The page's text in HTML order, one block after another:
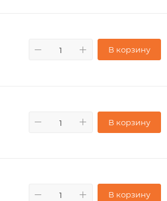
В корзину
В корзину
В корзину